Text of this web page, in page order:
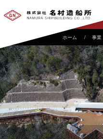
事業